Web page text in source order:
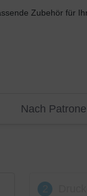
Zubehör für